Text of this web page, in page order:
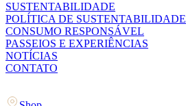
SUSTENTABILIDADE
POLÍTICA DE SUSTENTABILIDADE
CONSUMO RESPONSÁVEL
PASSEIOS E EXPERIÊNCIAS
NOTÍCIAS
CONTATO